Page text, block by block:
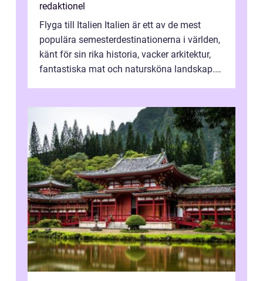
redaktionel
Flyga till Italien Italien är ett av de mest
populära semesterdestinationerna i världen,
känt för sin rika historia, vacker arkitektur,
fantastiska mat och natursköna landskap.